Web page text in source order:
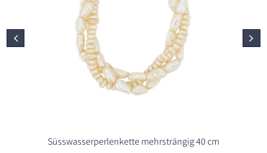
Süsswasserperlenkette mehrsträngig 40 cm